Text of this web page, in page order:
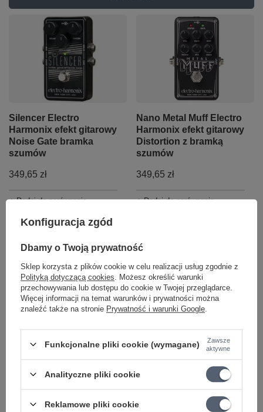
Silencer Electro
Harmonix efekt gitarowy
Noise Gate bramka
szumów
349,65 zł
+ Dodaj do porównania
Nano Metal Muff Electro
Harmonix efekt gitarowy
Distortion z bramką
szumów
349,65 zł
+ Dodaj do porównania
Electro Harmonix efekt
gitarowy bramka
szumów
765,45 zł
CHWILOWO NIEDOSTĘPNY
Efekt gitarowy Yuer RF-
15 Series Noise Gate
+ Dodaj do porównania
Konfiguracja zgód
Dbamy o Twoją prywatność
Sklep korzysta z plików cookie w celu realizacji usług zgodnie z
Polityką dotyczącą cookies . Możesz określić warunki
przechowywania lub dostępu do cookie w Twojej przeglądarce.
Więcej informacji na temat warunków i prywatności można
znaleźć także na stronie Prywatność i warunki Google
Funkcjonalne pliki cookie (wymagane)
Zawsze
aktywne
Analityczne pliki cookie
Reklamowe pliki cookie